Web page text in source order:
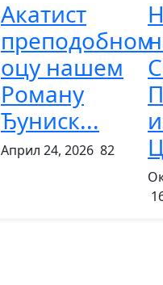
Акатист
преподобном
оцу нашем
Роману
Ђуниск...
Април 24, 2026 82